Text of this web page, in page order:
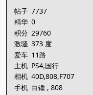
帖子 7737
精华 0
积分 29760
激骚 373 度
爱车 11路
主机 PS4,国行
X1,PSV,3DS,XBOX36
0,PS3,PS2,PSONE,PS
相机 40D,808,F707
手机 白锤 , 808